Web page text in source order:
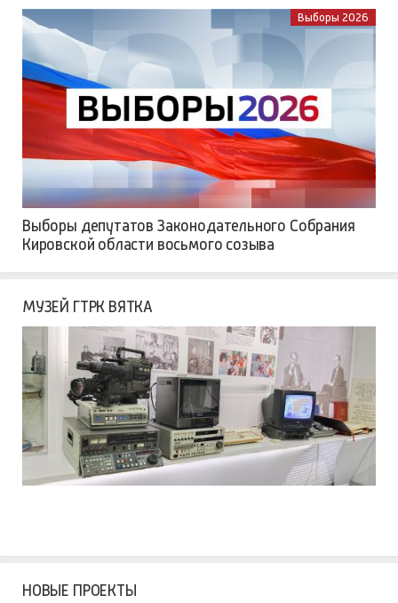
Выборы 2026
Выборы депутатов Законодательного Собрания
Кировской области восьмого созыва
МУЗЕЙ ГТРК ВЯТКА
НОВЫЕ ПРОЕКТЫ